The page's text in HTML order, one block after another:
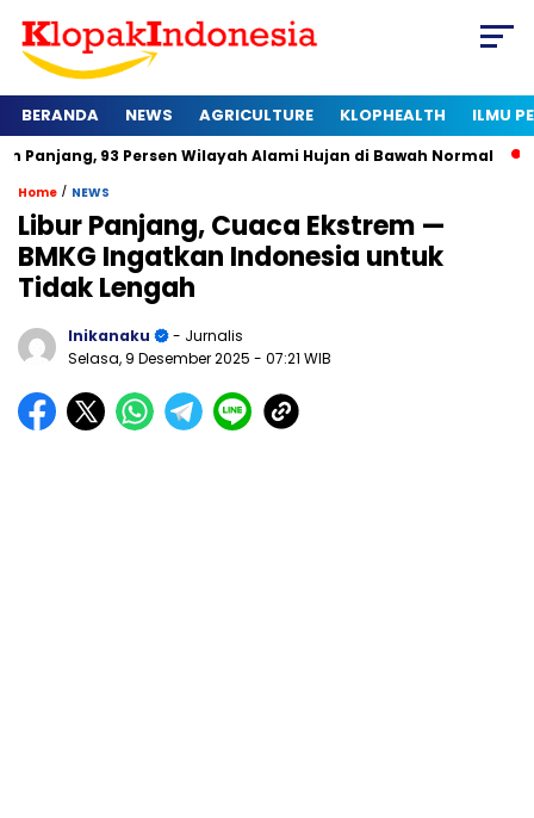
BERANDA NEWS AGRICULTURE KLOPHEALTH ILMU
Persen Wilayah Alami Hujan di Bawah Normal Kapan
Home / NEWS
Libur Panjang, Cuaca Ekstrem —
BMKG Ingatkan Indonesia untuk
Tidak Lengah
Inikanaku
- Jurnalis
Selasa, 9 Desember 2025 - 07:21 WIB